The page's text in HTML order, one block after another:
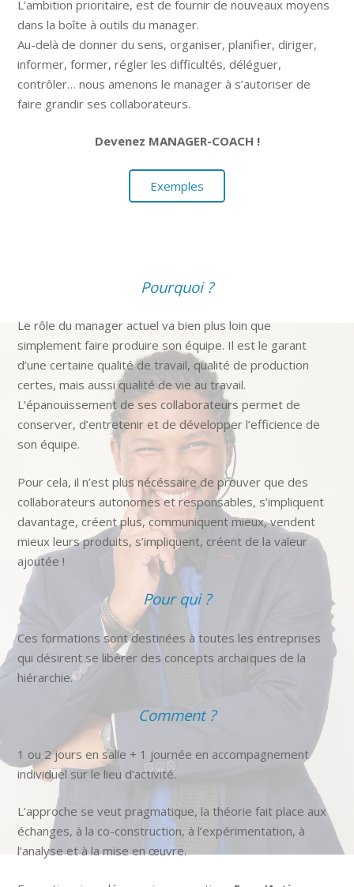
L’ambition prioritaire, est de fournir de nouveaux moyens
dans la boîte à outils du manager.
Au-delà de donner du sens, organiser, planifier, diriger,
informer, former, régler les difficultés, déléguer,
contrôler… nous amenons le manager à s’autoriser de
faire grandir ses collaborateurs.
Devenez MANAGER-COACH !
Exemples
Pourquoi ?
Le rôle du manager actuel va bien plus loin que
simplement faire produire son équipe. Il est le garant
d’une certaine qualité de travail, qualité de production
certes, mais aussi qualité de vie au travail.
L’épanouissement de ses collaborateurs permet de
conserver, d’entretenir et de développer l’efficience de
son équipe.
Pour cela, il n’est plus nécéssaire de prouver que des
collaborateurs autonomes et responsables, s’impliquent
davantage, créent plus, communiquent mieux, vendent
mieux leurs produits, s’impliquent, créent de la valeur
ajoutée !
Pour qui ?
Ces formations sont destinées à toutes les entreprises
qui désirent se libérer des concepts archaïques de la
hiérarchie.
Comment ?
1 ou 2 jours en salle + 1 journée en accompagnement
individuel sur le lieu d’activité.
L’approche se veut pragmatique, la théorie fait place aux
échanges, à la co-construction, à l’expérimentation, à
l’analyse et à la mise en œuvre.